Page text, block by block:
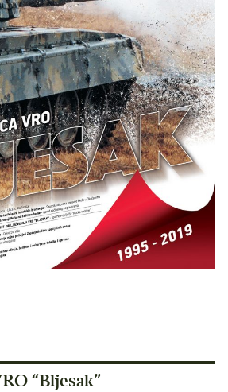
“Bljesak”